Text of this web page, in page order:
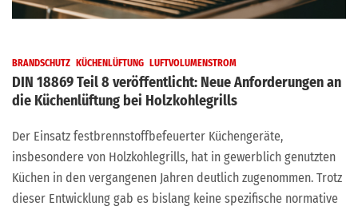
BRANDSCHUTZ KÜCHENLÜFTUNG LUFTVOLUMENSTROM
DIN 18869 Teil 8 veröffentlicht: Neue Anforderungen an
die Küchenlüftung bei Holzkohlegrills
Der Einsatz festbrennstoffbefeuerter Küchengeräte,
insbesondere von Holzkohlegrills, hat in gewerblich genutzten
Küchen in den vergangenen Jahren deutlich zugenommen. Trotz
dieser Entwicklung gab es bislang keine spezifische normative